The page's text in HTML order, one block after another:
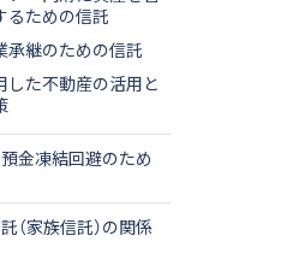
るための信託
承継のための信託
した不動産の活用と
金凍結回避のため
（家族信託）の関係